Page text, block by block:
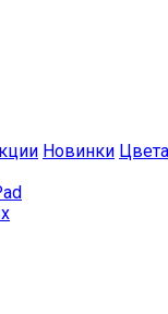
Новинки Цвета